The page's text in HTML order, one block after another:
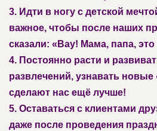
3. Идти в ногу с детской
важное, чтобы после наших
сказали: «Вау! Мама, папа,
4. Постоянно расти и
развлечений, узнавать
сделают нас ещё лучше!
5. Оставаться с клиентами
даже после проведения